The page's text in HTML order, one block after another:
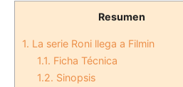
Resumen
1. La serie Roni llega a Filmin
1.1. Ficha Técnica
1.2. Sinopsis